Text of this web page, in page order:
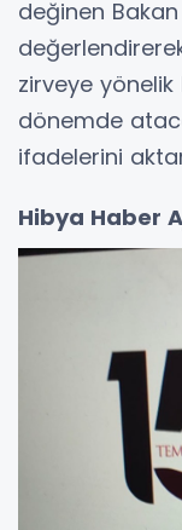
değinen Bakan
zirveye yönelik
dönemde
ifadelerini
Hibya Haber